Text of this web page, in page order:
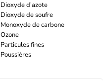
Dioxyde d'azote
Dioxyde de soufre
Monoxyde de carbone
Ozone
Particules fines
Poussières